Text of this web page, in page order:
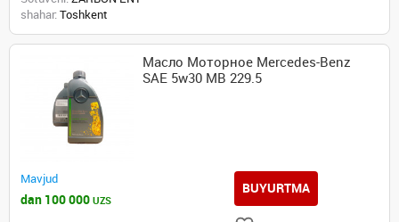
shahar: Toshkent
Масло Моторное Merсedes-Benz
SAE 5w30 MB 229.5
Mavjud
dan 100 000 UZS
BUYURTMA